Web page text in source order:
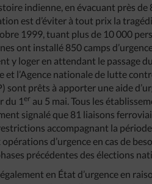
indienne, en évacuant près
est d’éviter à tout prix la
1999, tuant plus de 10 000
ont installé 850 camps
y loger en attendant le passage
et l’Agence nationale de lutte
sont prêts à apporter une aide
du 1er au 5 mai. Tous les
signalé que 81 liaisons
accompagnant la
d’urgence en cas de
précédentes des élections
en État d’urgence en